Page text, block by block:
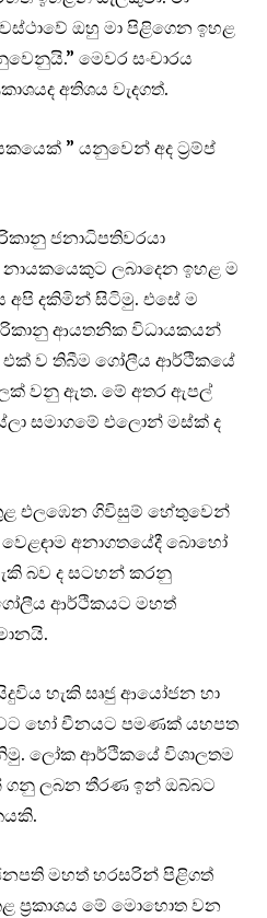
ඔහු මා පිළිගෙන ඉහළ
මෙවර සංචාරය
අතිශය වැදගත්.
” යනුවෙන් අද ට්‍රම්ප්
ජනාධිපතිවරයා
ලබාදෙන ඉහළ ම
දකිමින් සිටිමු. එසේ ම
ආයතනික විධායකයන්
එක් ව තිබීම ගෝලීය ආර්ථිකයේ
වනු ඇත. මේ අතර ඇපල්
සමාගමේ එලොන් මස්ක් ද
එලඹෙන ගිවිසුම් හේතුවෙන්
අනාගතයේදී බොහෝ
බව ද සටහන් කරනු
ආර්ථිකයට මහත්
හැකි සෘජු ආයෝජන හා
හෝ චීනයට පමණක් යහපත
ලෝක ආර්ථිකයේ විශාලතම
ගනු ලබන තීරණ ඉන් ඔබ්බට
මහත් හරසරින් පිළිගත්
ප්‍රකාශය මේ මොහොත වන